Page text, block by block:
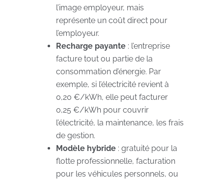
l’image employeur, mais
représente un coût direct pour
l’employeur.
Recharge payante : l’entreprise
facture tout ou partie de la
consommation d’énergie. Par
exemple, si l’électricité revient à
0,20 €/kWh, elle peut facturer
0,25 €/kWh pour couvrir
l’électricité, la maintenance, les frais
de gestion.
Modèle hybride : gratuité pour la
flotte professionnelle, facturation
pour les véhicules personnels, ou